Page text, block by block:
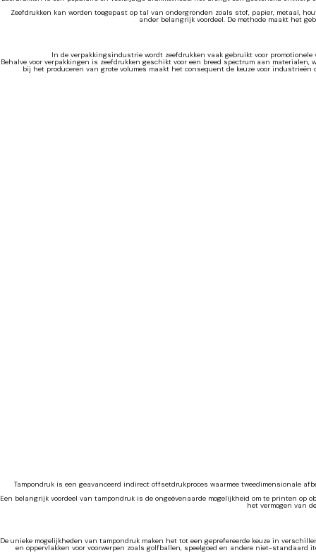
Zeefdrukken kan worden toegepast op tal van ondergronden zoals stof, papier, metaal,
ander belangrijk voordeel. De methode maakt het
In de verpakkingsindustrie wordt zeefdrukken vaak gebruikt voor
Behalve voor verpakkingen is zeefdrukken geschikt voor een breed spectrum aan
bij het produceren van grote volumes maakt het consequent de keuze voor
Tampondruk is een geavanceerd indirect offsetdrukproces waarmee tweedimensionale
Een belangrijk voordeel van tampondruk is de ongeëvenaarde mogelijkheid om te printen op
het vermogen van
De unieke mogelijkheden van tampondruk maken het tot een geprefereerde keuze in
en oppervlakken voor voorwerpen zoals golfballen, speelgoed en andere niet-